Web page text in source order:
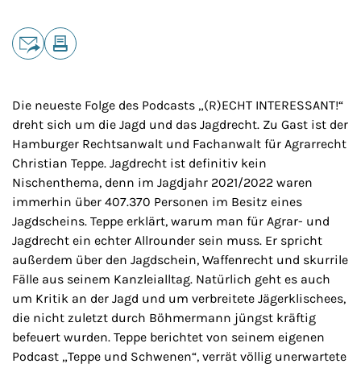
Teilen
Die neueste Folge des Podcasts „(R)ECHT INTERESSANT!“
dreht sich um die Jagd und das Jagdrecht. Zu Gast ist der
Hamburger Rechtsanwalt und Fachanwalt für Agrarrecht
Christian Teppe. Jagdrecht ist definitiv kein
Nischenthema, denn im Jagdjahr 2021/2022 waren
immerhin über 407.370 Personen im Besitz eines
Jagdscheins. Teppe erklärt, warum man für Agrar- und
Jagdrecht ein echter Allrounder sein muss. Er spricht
außerdem über den Jagdschein, Waffenrecht und skurrile
Fälle aus seinem Kanzleialltag. Natürlich geht es auch
um Kritik an der Jagd und um verbreitete Jägerklischees,
die nicht zuletzt durch Böhmermann jüngst kräftig
befeuert wurden. Teppe berichtet von seinem eigenen
Podcast „Teppe und Schwenen“, verrät völlig unerwartete